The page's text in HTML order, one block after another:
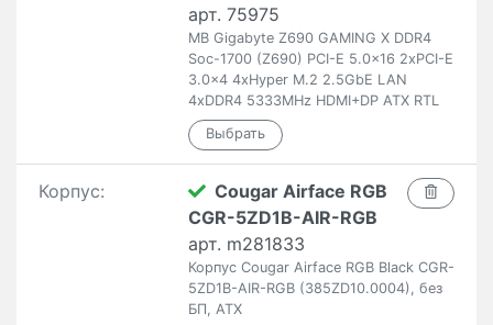
арт. 75975
MB Gigabyte Z690 GAMING X DDR4
Soc-1700 (Z690) PCI-E 5.0x16 2xPCI-E
3.0x4 4xHyper M.2 2.5GbE LAN
4xDDR4 5333MHz HDMI+DP ATX RTL
Корпус:
Cougar Airface RGB
CGR-5ZD1B-AIR-RGB
арт. m281833
Корпус Cougar Airface RGB Black CGR-
5ZD1B-AIR-RGB (385ZD10.0004), без
БП, ATX